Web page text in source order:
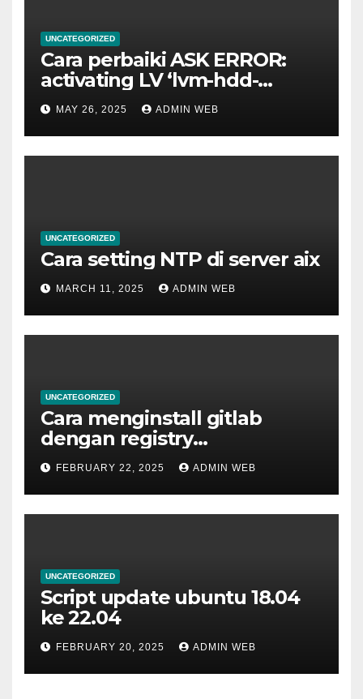
UNCATEGORIZED
Cara perbaiki ASK ERROR:
activating LV ‘lvm-hdd-
02/lvm-hdd-02’
MAY 26, 2025 ADMIN WEB
UNCATEGORIZED
Cara setting NTP di server aix
MARCH 11, 2025 ADMIN WEB
UNCATEGORIZED
Cara menginstall gitlab
dengan registry
menggunakan docker
FEBRUARY 22, 2025 ADMIN WEB
UNCATEGORIZED
Script update ubuntu 18.04
ke 22.04
FEBRUARY 20, 2025 ADMIN WEB